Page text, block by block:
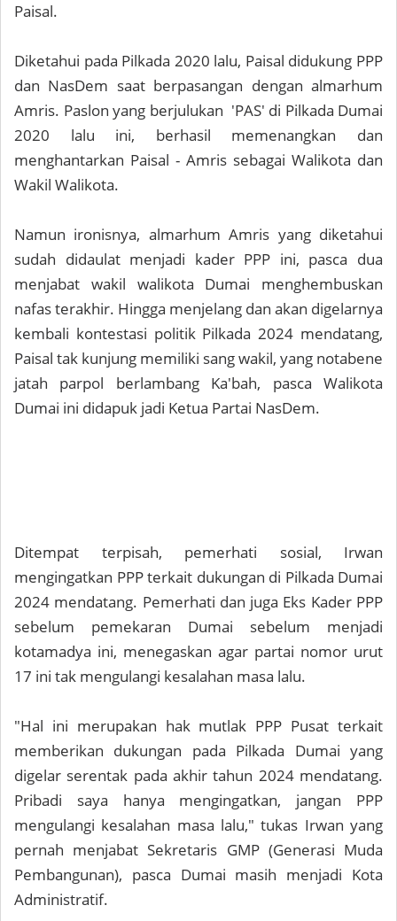
Paisal.
Diketahui pada Pilkada 2020 lalu, Paisal didukung PPP
dan NasDem saat berpasangan dengan almarhum
Amris. Paslon yang berjulukan 'PAS' di Pilkada Dumai
2020 lalu ini, berhasil memenangkan dan
menghantarkan Paisal - Amris sebagai Walikota dan
Wakil Walikota.
Namun ironisnya, almarhum Amris yang diketahui
sudah didaulat menjadi kader PPP ini, pasca dua
menjabat wakil walikota Dumai menghembuskan
nafas terakhir. Hingga menjelang dan akan digelarnya
kembali kontestasi politik Pilkada 2024 mendatang,
Paisal tak kunjung memiliki sang wakil, yang notabene
jatah parpol berlambang Ka'bah, pasca Walikota
Dumai ini didapuk jadi Ketua Partai NasDem.
Ditempat terpisah, pemerhati sosial, Irwan
mengingatkan PPP terkait dukungan di Pilkada Dumai
2024 mendatang. Pemerhati dan juga Eks Kader PPP
sebelum pemekaran Dumai sebelum menjadi
kotamadya ini, menegaskan agar partai nomor urut
17 ini tak mengulangi kesalahan masa lalu.
"Hal ini merupakan hak mutlak PPP Pusat terkait
memberikan dukungan pada Pilkada Dumai yang
digelar serentak pada akhir tahun 2024 mendatang.
Pribadi saya hanya mengingatkan, jangan PPP
mengulangi kesalahan masa lalu," tukas Irwan yang
pernah menjabat Sekretaris GMP (Generasi Muda
Pembangunan), pasca Dumai masih menjadi Kota
Administratif.